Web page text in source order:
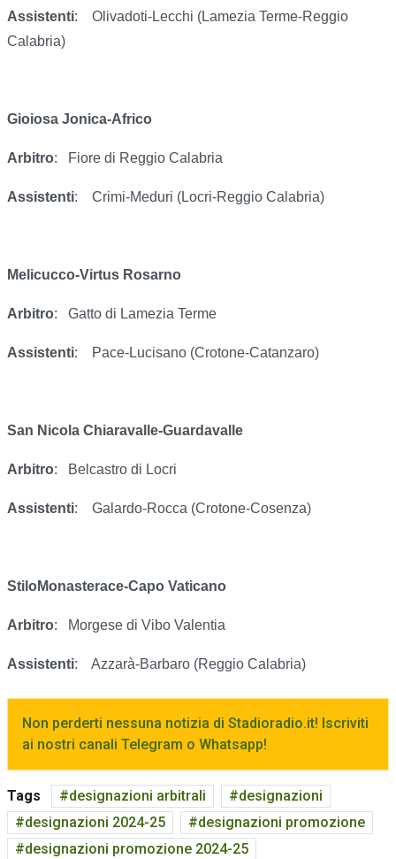
Assistenti:
Olivadoti-Lecchi (Lamezia Terme-Reggio
Calabria)
Gioiosa Jonica-Africo
Arbitro: Fiore di Reggio Calabria
Assistenti: Crimi-Meduri (Locri-Reggio Calabria)
Melicucco-Virtus Rosarno
Arbitro: Gatto di Lamezia Terme
Assistenti: Pace-Lucisano (Crotone-Catanzaro)
San Nicola Chiaravalle-Guardavalle
Arbitro: Belcastro di Locri
Assistenti: Galardo-Rocca (Crotone-Cosenza)
StiloMonasterace-Capo Vaticano
Arbitro: Morgese di Vibo Valentia
Assistenti: Azzarà-Barbaro (Reggio Calabria)
Non perderti nessuna notizia di Stadioradio.it! Iscriviti
ai nostri canali Telegram o Whatsapp!
Tags designazioni arbitrali
designazioni
designazioni 2024-25
designazioni promozione
designazioni promozione 2024-25